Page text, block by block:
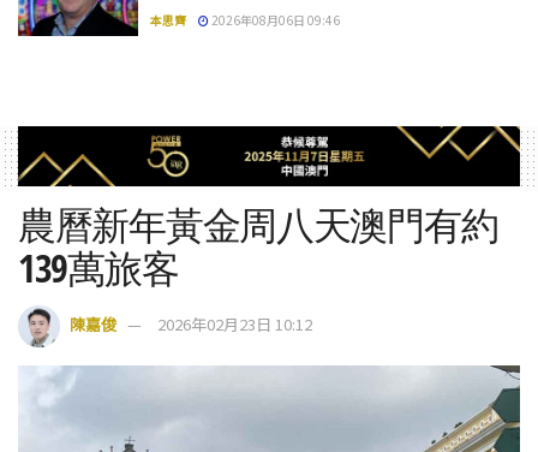
本思齊 2026年08月06日 09:46
農曆新年黃金周八天澳門有約
139萬旅客
陳嘉俊 2026年02月23日 10:12